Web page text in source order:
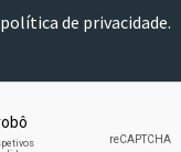
política de privacidade.